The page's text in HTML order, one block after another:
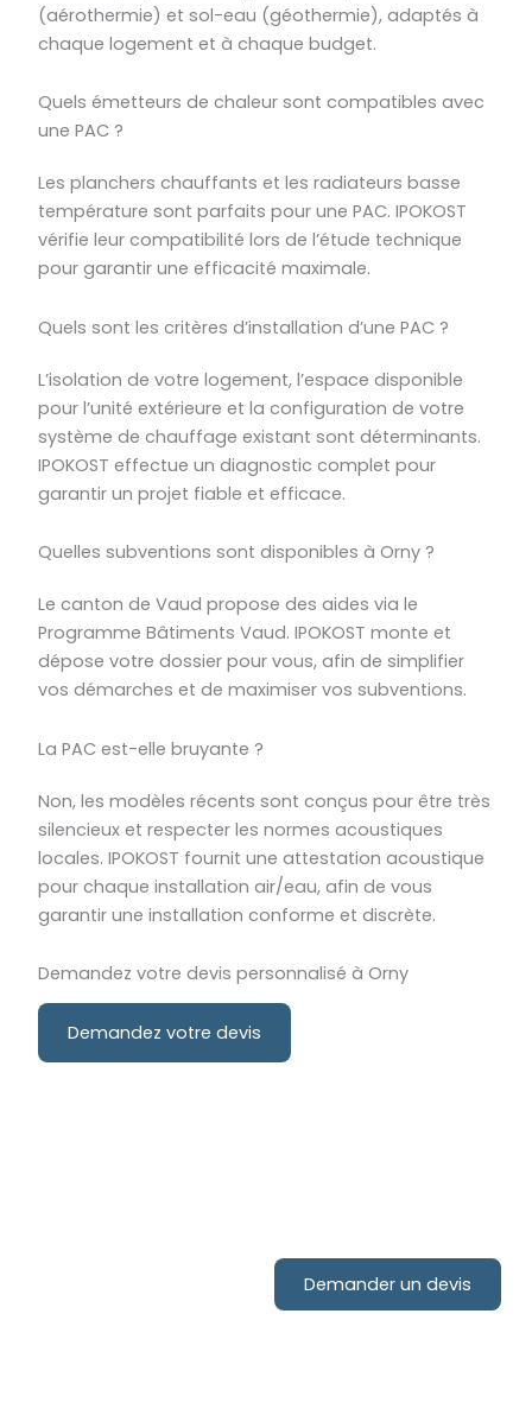
(aérothermie) et sol-eau (géothermie), adaptés à
chaque logement et à chaque budget.
Quels émetteurs de chaleur sont compatibles avec
une PAC ?
Les planchers chauffants et les radiateurs basse
température sont parfaits pour une PAC. IPOKOST
vérifie leur compatibilité lors de l’étude technique
pour garantir une efficacité maximale.
Quels sont les critères d’installation d’une PAC ?
L’isolation de votre logement, l’espace disponible
pour l’unité extérieure et la configuration de votre
système de chauffage existant sont déterminants.
IPOKOST effectue un diagnostic complet pour
garantir un projet fiable et efficace.
Quelles subventions sont disponibles à Orny ?
Le canton de Vaud propose des aides via le
Programme Bâtiments Vaud. IPOKOST monte et
dépose votre dossier pour vous, afin de simplifier
vos démarches et de maximiser vos subventions.
La PAC est-elle bruyante ?
Non, les modèles récents sont conçus pour être très
silencieux et respecter les normes acoustiques
locales. IPOKOST fournit une attestation acoustique
pour chaque installation air/eau, afin de vous
garantir une installation conforme et discrète.
Demandez votre devis personnalisé à Orny
Demandez votre devis
Demander un devis